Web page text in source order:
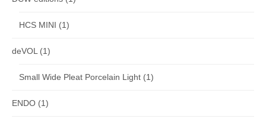
HCS MINI (1)
deVOL(1)
Small Wide Pleat Porcelain Light (1)
ENDO (1)